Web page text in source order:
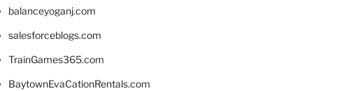
balanceyoganj.com
salesforceblogs.com
TrainGames365.com
BaytownEvaCationRentals.com